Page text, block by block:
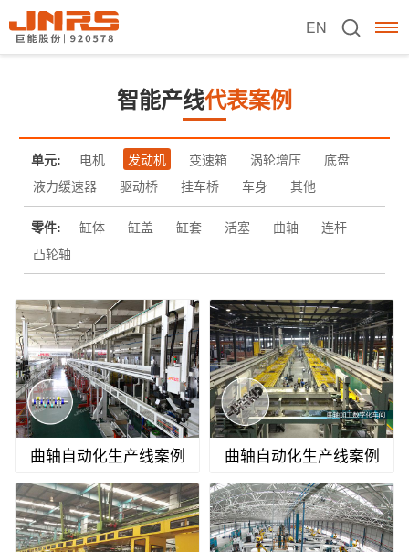
EN
智能产线代表案例
单元: 电机 发动机 变速箱 涡轮增压
底盘
液力缓速器
驱动桥 挂车桥 车身 其他
零件: 缸体 缸盖 缸套 活塞 曲轴
连杆
凸轮轴
曲轴自动化生产线案例 曲轴自动化生产线案例